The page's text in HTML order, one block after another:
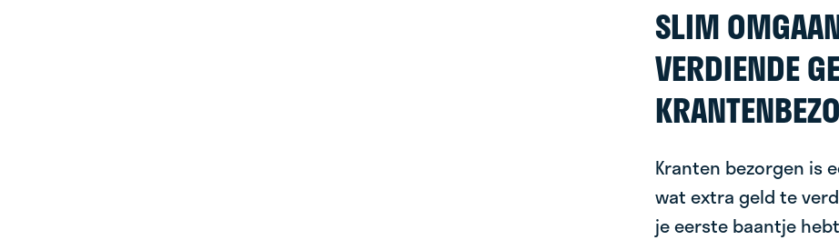
SLIM
VERDIENDE
Kranten bezorgen is
wat extra geld te
je eerste baantje